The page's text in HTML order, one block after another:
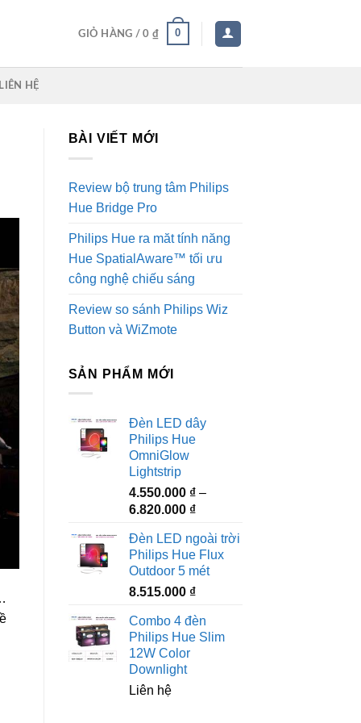
GIỎ HÀNG /0 ₫ 0
LIÊN HỆ
BÀI VIẾT MỚI
Review bộ trung tâm Philips
Hue Bridge Pro
Philips Hue ra măt tính năng
Hue SpatialAware™ tối ưu
công nghệ chiếu sáng
Review so sánh Philips Wiz
Button và WiZmote
SẢN PHẨM MỚI
Đèn LED dây
Philips Hue
OmniGlow
Lightstrip
4.550.000 ₫ –
6.820.000 ₫Khoảng
từ
4.550.000 ₫
đến
6.820.000 ₫
Đèn LED ngoài trời
Philips Hue Flux
Outdoor 5 mét
8.515.000 ₫
Combo 4 đèn
Philips Hue Slim
12W Color
Downlight
Liên hệ